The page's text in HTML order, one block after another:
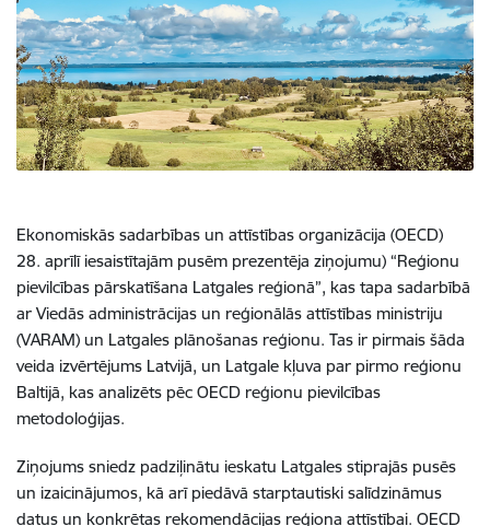
Ekonomiskās sadarbības un attīstības organizācija (OECD)
28. aprīlī iesaistītajām pusēm prezentēja ziņojumu) “Reģionu
pievilcības pārskatīšana Latgales reģionā”, kas tapa sadarbībā
ar Viedās administrācijas un reģionālās attīstības ministriju
(VARAM) un Latgales plānošanas reģionu. Tas ir pirmais šāda
veida izvērtējums Latvijā, un Latgale kļuva par pirmo reģionu
Baltijā, kas analizēts pēc OECD reģionu pievilcības
metodoloģijas.
Ziņojums sniedz padziļinātu ieskatu Latgales stiprajās pusēs
un izaicinājumos, kā arī piedāvā starptautiski salīdzināmus
datus un konkrētas rekomendācijas reģiona attīstībai. OECD